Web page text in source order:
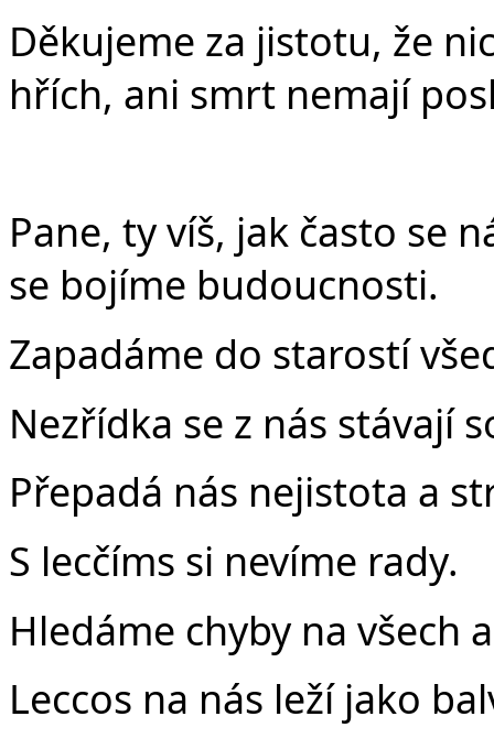
Děkujeme za jistotu, že
hřích, ani smrt nemají
Pane, ty víš, jak často se
se bojíme budoucnosti.
Zapadáme do starostí
Nezřídka se z nás stávají
Přepadá nás nejistota a
S lecčíms si nevíme rady.
Hledáme chyby na všech
Leccos na nás leží jako